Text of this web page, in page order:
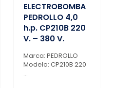
ELECTROBOMBA
PEDROLLO 4,0
h.p. CP210B 220
V. – 380 V.
Marca: PEDROLLO
Modelo: CP210B 220
...